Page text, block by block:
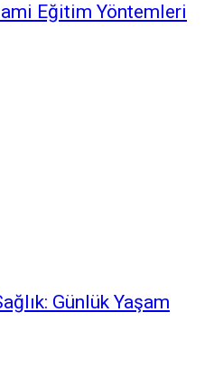
Eğitim Yöntemleri
Günlük Yaşam